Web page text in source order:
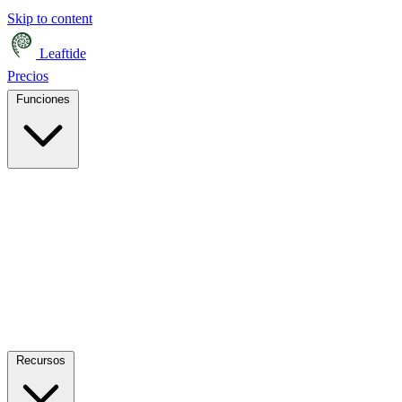
Skip to content
Leaftide
Precios